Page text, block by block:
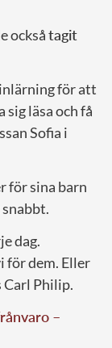
ocksåtagit
för att
läsa och få
Sofia i
för sina barn
dag.
för dem. Eller
Carl Philip.
–